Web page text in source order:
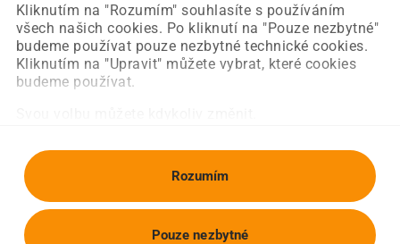
Kliknutím na "Rozumím" souhlasíte s používáním
všech našich cookies. Po kliknutí na "Pouze nezbytné"
budeme používat pouze nezbytné technické cookies.
Kliknutím na "Upravit" můžete vybrat, které cookies
budeme používat.
Rozumím
Pouze nezbytné
Obnovit stránku Úvodní strana